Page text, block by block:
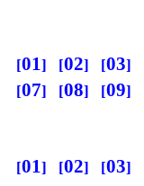
01 02 03
07
08 09
01 02 03